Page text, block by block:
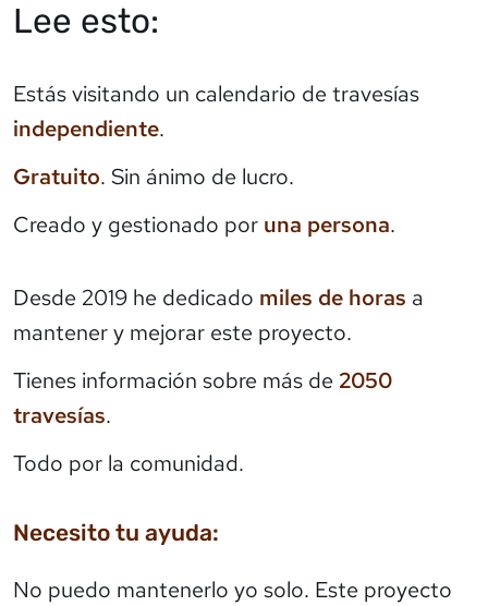
Lee esto:
Estás visitando un calendario de travesías
independiente.
Gratuito. Sin ánimo de lucro.
Creado y gestionado por una persona.
Desde 2019 he dedicado miles de horas a
mantener y mejorar este proyecto.
Tienes información sobre más de 2050
travesías.
Todo por la comunidad.
Necesito tu ayuda:
No puedo mantenerlo yo solo. Este proyecto